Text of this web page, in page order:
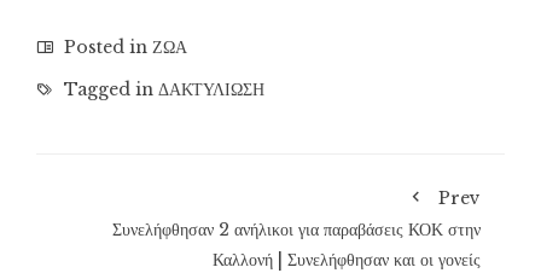
Posted in ΖΩΑ
Tagged in ΔΑΚΤΥΛΙΩΣΗ
Prev
Συνελήφθησαν 2 ανήλικοι για παραβάσεις ΚΟΚ στην
Καλλονή | Συνελήφθησαν και οι γονείς